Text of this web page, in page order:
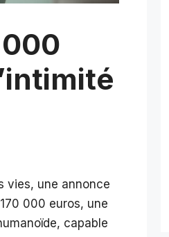
vies, une annonce
000 euros, une
capable